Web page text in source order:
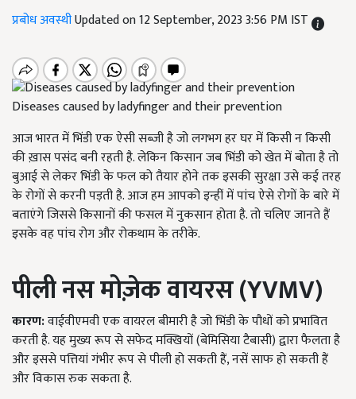
प्रबोध अवस्थीUpdated on 12 September, 2023 3:56 PM IST
Diseases caused by ladyfinger and their prevention
आज भारत में भिंडी एक ऐसी सब्जी है जो लगभग हर घर में किसी न किसी
की ख़ास पसंद बनी रहती है. लेकिन किसान जब भिंडी को खेत में बोता है तो
बुआई से लेकर भिंडी के फल को तैयार होने तक इसकी सुरक्षा उसे कई तरह
के रोगों से करनी पड़ती है. आज हम आपको इन्हीं में पांच ऐसे रोगों के बारे में
बताएंगे जिससे किसानों की फसल में नुकसान होता है. तो चलिए जानते हैं
इसके वह पांच रोग और रोकथाम के तरीके.
पीली नस मोज़ेक वायरस (YVMV)
कारण:वाईवीएमवी एक वायरल बीमारी है जो भिंडी के पौधों को प्रभावित
करती है. यह मुख्य रूप से सफेद मक्खियों (बेमिसिया टैबासी) द्वारा फैलता है
और इससे पत्तियां गंभीर रूप से पीली हो सकती हैं, नसें साफ हो सकती हैं
और विकास रुक सकता है.